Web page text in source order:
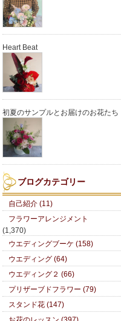
Heart Beat
初夏のサンプルとお届けのお花たち
ブログカテゴリー
自己紹介 (11)
フラワーアレンジメント
(1,370)
ウエディングブーケ (158)
ウエディング (64)
ウエディング２ (66)
プリザーブドフラワー (79)
スタンド花 (147)